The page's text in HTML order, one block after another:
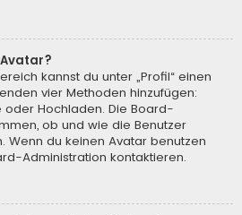
kannst du unter „Profil“ einen
vier Methoden hinzufügen:
oder Hochladen. Die Board-
ob und wie die Benutzer
Wenn du keinen Avatar benutzen
Administration kontaktieren.